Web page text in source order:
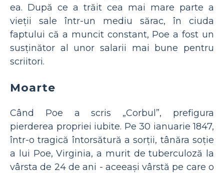
ea. După ce a trăit cea mai mare parte a
vieții sale într-un mediu sărac, în ciuda
faptului că a muncit constant, Poe a fost un
susținător al unor salarii mai bune pentru
scriitori.
Moarte
Când Poe a scris „Corbul”, prefigura
pierderea propriei iubite. Pe 30 ianuarie 1847,
într-o tragică întorsătură a sorții, tânăra soție
a lui Poe, Virginia, a murit de tuberculoză la
vârsta de 24 de ani - aceeași vârstă pe care o